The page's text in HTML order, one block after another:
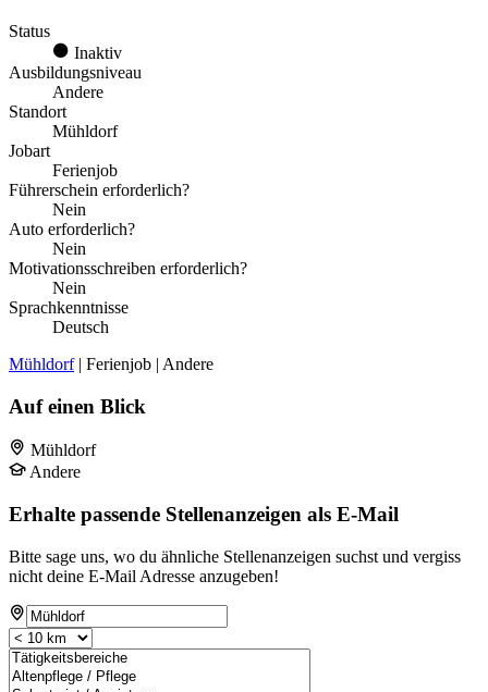
Status
Inaktiv
Ausbildungsniveau
Andere
Standort
Mühldorf
Jobart
Ferienjob
Führerschein erforderlich?
Nein
Auto erforderlich?
Nein
Motivationsschreiben erforderlich?
Nein
Sprachkenntnisse
Deutsch
Mühldorf| Ferienjob | Andere
Auf einen Blick
Mühldorf
Andere
Erhalte passende Stellenanzeigen als E-Mail
Bitte sage uns, wo du ähnliche Stellenanzeigen suchst und vergiss
nicht deine E-Mail Adresse anzugeben!